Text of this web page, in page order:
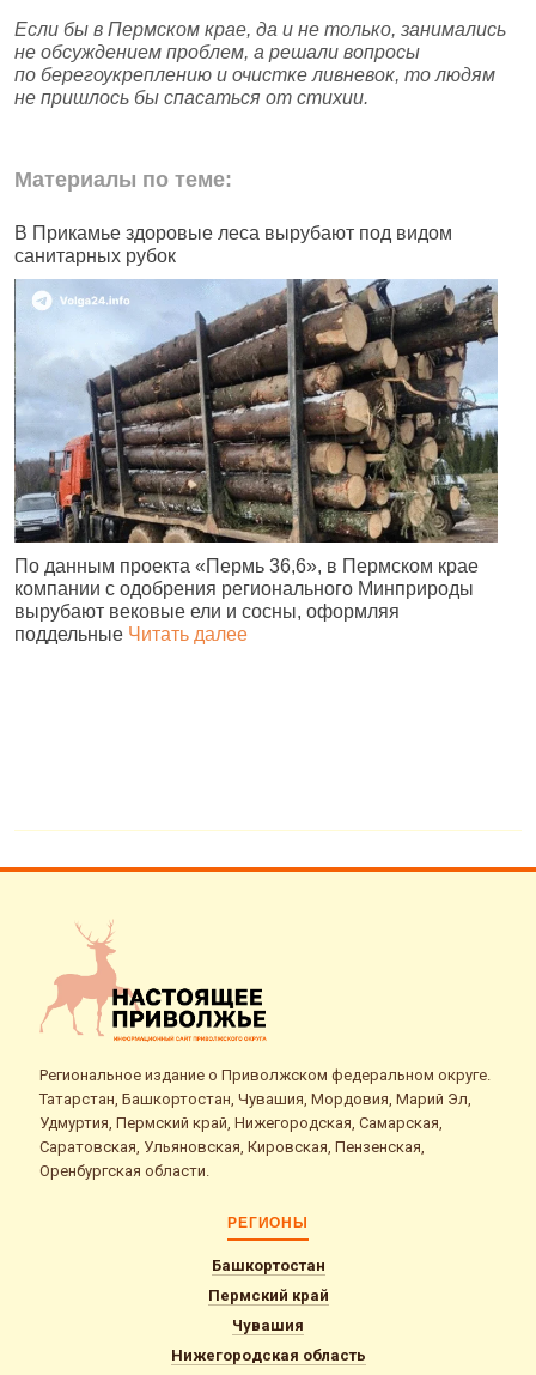
Если бы в Пермском крае, да и не только, занимались
не обсуждением проблем, а решали вопросы
по берегоукреплению и очистке ливневок, то людям
не пришлось бы спасаться от стихии.
Материалы по теме:
В Прикамье здоровые леса вырубают под видом
санитарных рубок
По данным проекта «Пермь 36,6», в Пермском крае
компании с одобрения регионального Минприроды
вырубают вековые ели и сосны, оформляя
поддельные Читать далее
Региональное издание о Приволжском федеральном округе.
Татарстан, Башкортостан, Чувашия, Мордовия, Марий Эл,
Удмуртия, Пермский край, Нижегородская, Самарская,
Саратовская, Ульяновская, Кировская, Пензенская,
Оренбургская области.
РЕГИОНЫ
Башкортостан
Пермский край
Чувашия
Нижегородская область